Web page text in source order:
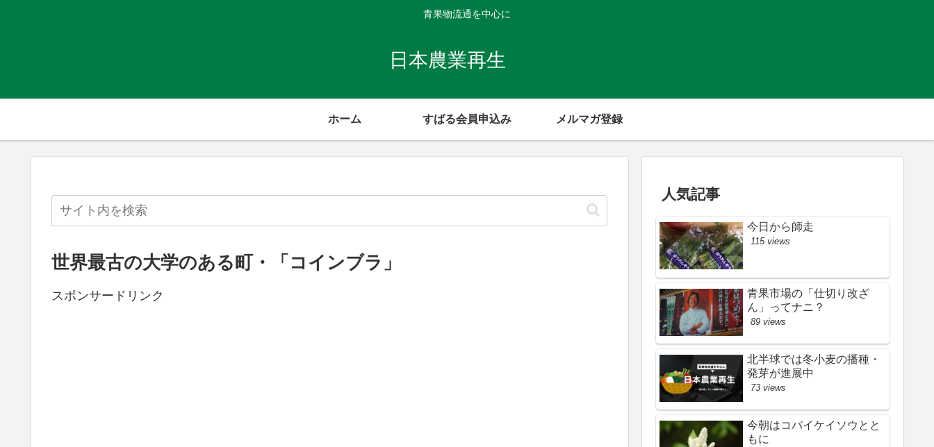
青果物流通を中心に
日本農業再生
ホーム すばる会員申込み メルマガ登録
世界最古の大学のある町・「コインブラ」
スポンサードリンク
人気記事
今日から師走
115 views
青果市場の「仕切り改ざ
ん」ってナニ？
89 views
北半球では冬小麦の播種・
発芽が進展中
73 views
今朝はコバイケイソウとと
もに